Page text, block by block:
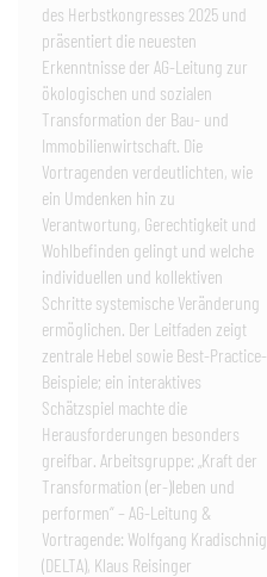
des Herbstkongresses 2025 und
präsentiert die neuesten
Erkenntnisse der AG-Leitung zur
ökologischen und sozialen
Transformation der Bau- und
Immobilienwirtschaft. Die
Vortragenden verdeutlichten, wie
ein Umdenken hin zu
Verantwortung, Gerechtigkeit und
Wohlbefinden gelingt und welche
individuellen und kollektiven
Schritte systemische Veränderung
ermöglichen. Der Leitfaden zeigt
zentrale Hebel sowie Best-Practice-
Beispiele; ein interaktives
Schätzspiel machte die
Herausforderungen besonders
greifbar. Arbeitsgruppe: „Kraft der
Transformation (er-)leben und
performen“ – AG-Leitung &
Vortragende: Wolfgang Kradischnig
(DELTA), Klaus Reisinger